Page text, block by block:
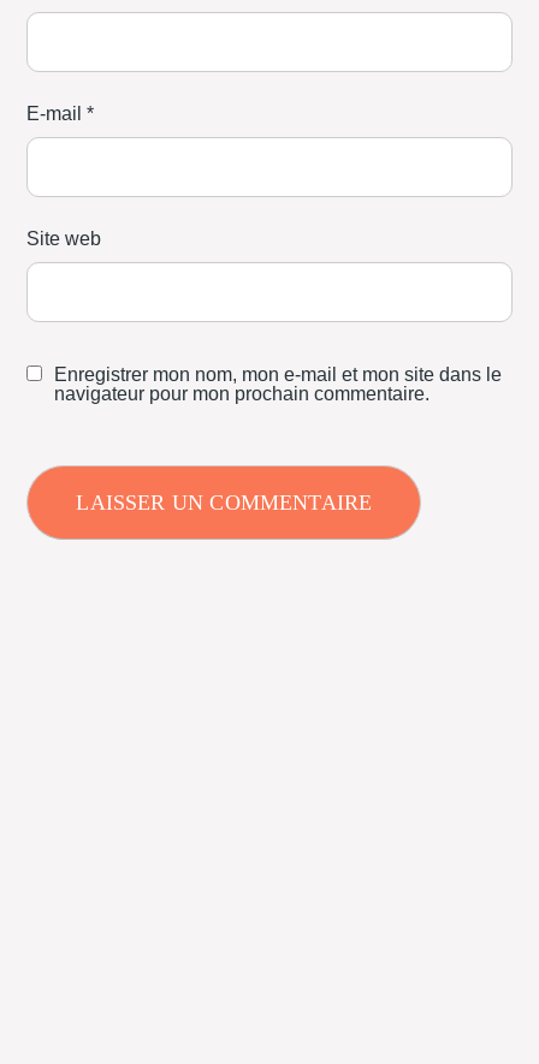
E-mail*
Site web
Enregistrer mon nom, mon e-mail et mon site dans le
navigateur pour mon prochain commentaire.